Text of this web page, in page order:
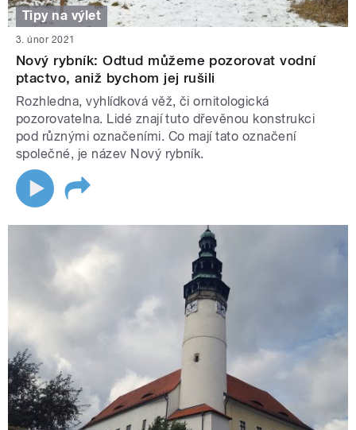
Tipy na výlet
3. únor 2021
Nový rybník: Odtud můžeme pozorovat vodní
ptactvo, aniž bychom jej rušili
Rozhledna, vyhlídková věž, či ornitologická
pozorovatelna. Lidé znají tuto dřevěnou konstrukci
pod různými označeními. Co mají tato označení
společné, je název Nový rybník.